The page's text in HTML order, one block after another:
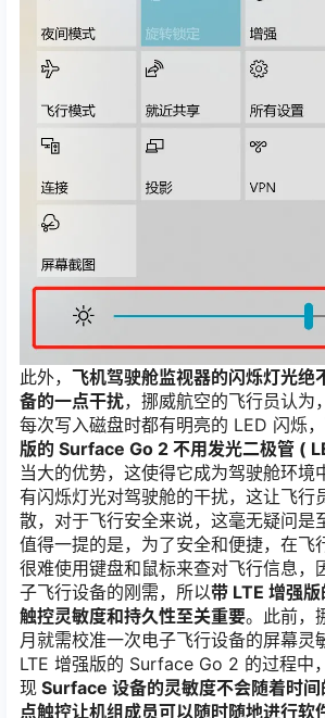
此外， 飞机驾驶舱监视器的闪烁灯光绝
备的一点干扰，挪威航空的飞行员认为
每次写入磁盘时都有明亮的 LED 闪烁，
版的 Surface Go 2 不用发光二极管 (
当大的优势，这使得它成为驾驶舱环境
有闪烁灯光对驾驶舱的干扰，这让飞行
散，对于飞行安全来说，这毫无疑问是
值得一提的是，为了安全和便捷，在飞
很难使用键盘和鼠标来查对飞行信息，
子飞行设备的刚需，所以带 LTE 增强
触控灵敏度和持久性至关重要。此前，
月就需校准一次电子飞行设备的屏幕灵
LTE 增强版的 Surface Go 2 的过程中
现 Surface 设备的灵敏度不会随着时
点触控让机组成员可以随时随地进行软